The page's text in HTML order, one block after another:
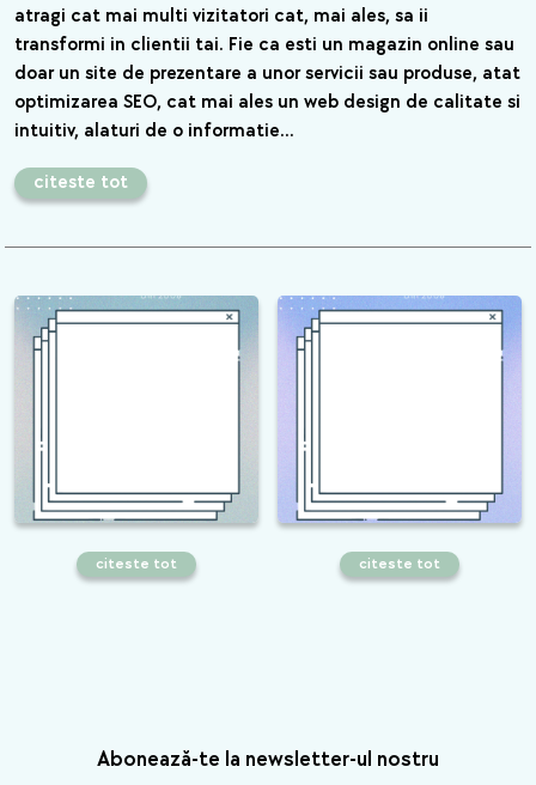
atragi cat mai multi vizitatori cat, mai ales, sa ii
transformi in clientii tai. Fie ca esti un magazin online sau
doar un site de prezentare a unor servicii sau produse, atat
optimizarea SEO, cat mai ales un web design de calitate si
intuitiv, alaturi de o informatie…
citeste tot
citeste tot citeste tot
Abonează-te la newsletter-ul nostru